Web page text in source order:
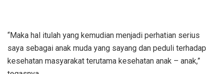
“Maka hal itulah yang kemudian menjadi perhatian serius
saya sebagai anak muda yang sayang dan peduli terhadap
kesehatan masyarakat terutama kesehatan anak – anak,”